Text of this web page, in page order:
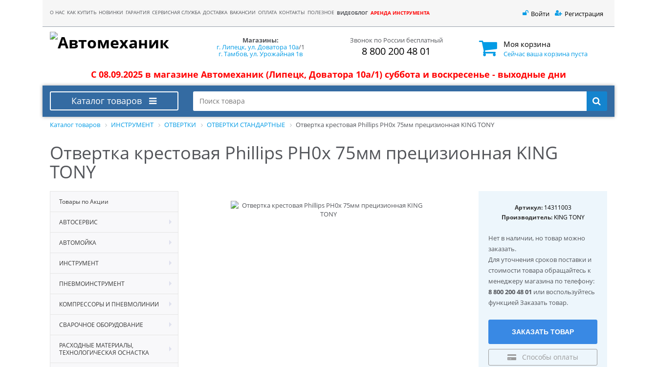
О НАС КАК КУПИТЬ НОВИНКИ ГАРАНТИЯ СЕРВИСНАЯ СЛУЖБА ДОСТАВКА ВАКАНСИИ ОПЛАТА КОНТАКТЫ ПОЛЕЗНОЕ ВИДЕОБЛОГ АРЕНДА ИНСТРУМЕНТА Войти Регистрация
Магазины:
г. Липецк, ул. Доватора 10а/1
г. Тамбов, ул. Урожайная 1в
Звонок по России бесплатный
8 800 200 48 01
Моя корзина
Сейчас ваша корзина пуста
С 08.09.2025 в магазине Автомеханик (Липецк, Доватора 10а/1) суббота и воскресенье - выходные дни
Каталог товаров
Каталог товаров ИНСТРУМЕНТ ОТВЕРТКИ ОТВЕРТКИ СТАНДАРТНЫЕ Отвертка крестовая Phillips PH0х 75мм прецизионная KING TONY
Отвертка крестовая Phillips PH0х 75мм прецизионная KING
TONY
Товары по Акции
АВТОСЕРВИС
АВТОМОЙКА
ИНСТРУМЕНТ
ПНЕВМОИНСТРУМЕНТ
КОМПРЕССОРЫ И ПНЕВМОЛИНИИ
СВАРОЧНОЕ ОБОРУДОВАНИЕ
РАСХОДНЫЕ МАТЕРИАЛЫ,
ТЕХНОЛОГИЧЕСКАЯ ОСНАСТКА
Артикул:14311003
Производитель:KING TONY
Нет в наличии, но товар можно
заказать.
Для уточнения сроков поставки и
стоимости товара обращайтесь к
менеджеру магазина по телефону:
8 800 200 48 01 или воспользуйтесь
функцией Заказать товар.
ЗАКАЗАТЬ ТОВАР
Способы оплаты